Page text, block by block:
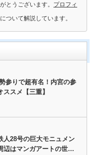
とうございます。 プロフィ
ついて解説しています。
参りで超有名！内宮の参
スメ【三重】
人28号の巨大モニュメン
辺はマンガアートの世…